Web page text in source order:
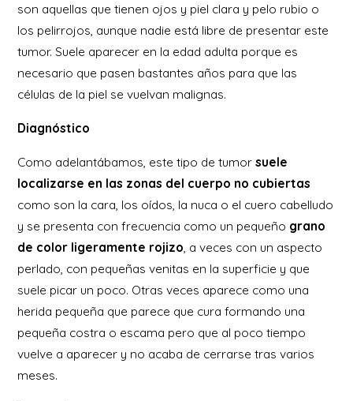
son aquellas que tienen ojos y piel clara y pelo rubio o
los pelirrojos, aunque nadie está libre de presentar este
tumor. Suele aparecer en la edad adulta porque es
necesario que pasen bastantes años para que las
células de la piel se vuelvan malignas.
Diagnóstico
Como adelantábamos, este tipo de tumorsuele
localizarse en las zonas del cuerpo no cubiertas
como son la cara, los oídos, la nuca o el cuero cabelludo
y se presenta con frecuencia como un pequeño grano
de color ligeramente rojizo, a veces con un aspecto
perlado, con pequeñas venitas en la superficie y que
suele picar un poco. Otras veces aparece como una
herida pequeña que parece que cura formando una
pequeña costra o escama pero que al poco tiempo
vuelve a aparecer y no acaba de cerrarse tras varios
meses.